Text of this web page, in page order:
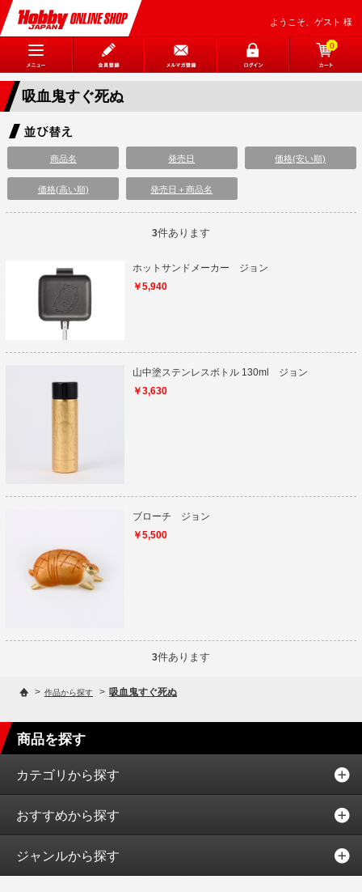
ようこそ、ゲスト 様
0
吸血鬼すぐ死ぬ
商品名 発売日 価格(安い順)
価格(高い順) 発売日＋商品名
3件あります
ホットサンドメーカー ジョン
￥5,940
山中塗ステンレスボトル 130ml ジョン
￥3,630
ブローチ ジョン
￥5,500
3件あります
> 作品から探す > 吸血鬼すぐ死ぬ
商品を探す
カテゴリから探す
おすすめから探す
ジャンルから探す